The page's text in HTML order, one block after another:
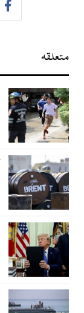
متعلقہ